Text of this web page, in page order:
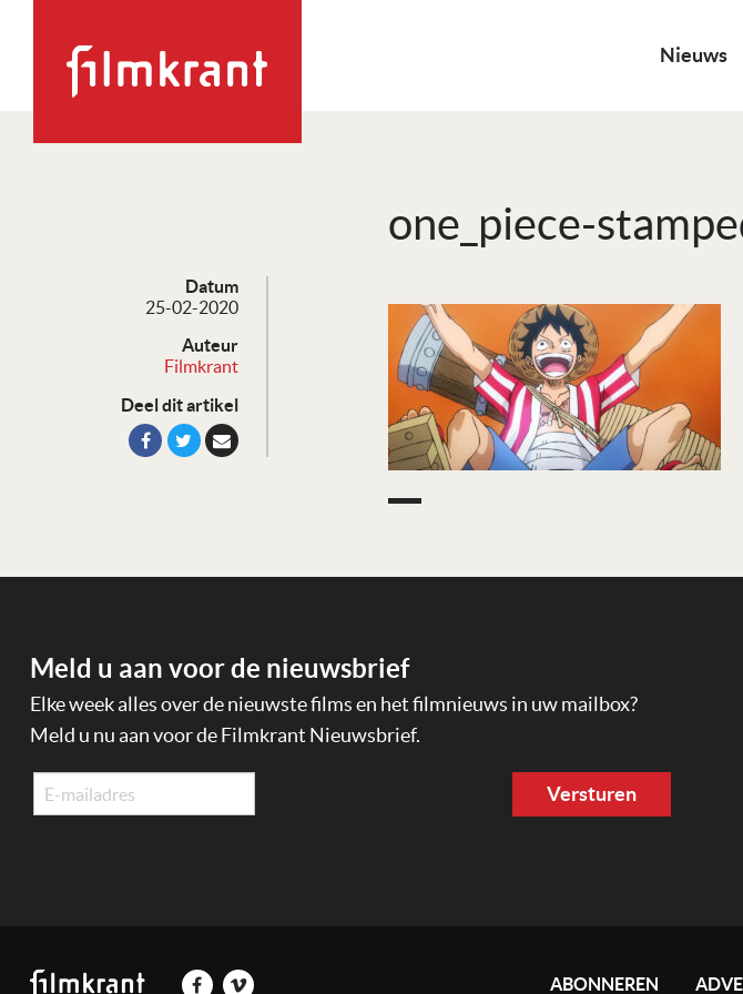
Nieuws
one_piece-
Datum
25-02-2020
Auteur
Filmkrant
Deel dit artikel
Meld u aan voor de nieuwsbrief
Elke week alles over de nieuwste films en het filmnieuws in uw mailbox?
Meld u nu aan voor de Filmkrant Nieuwsbrief.
ABONNEREN